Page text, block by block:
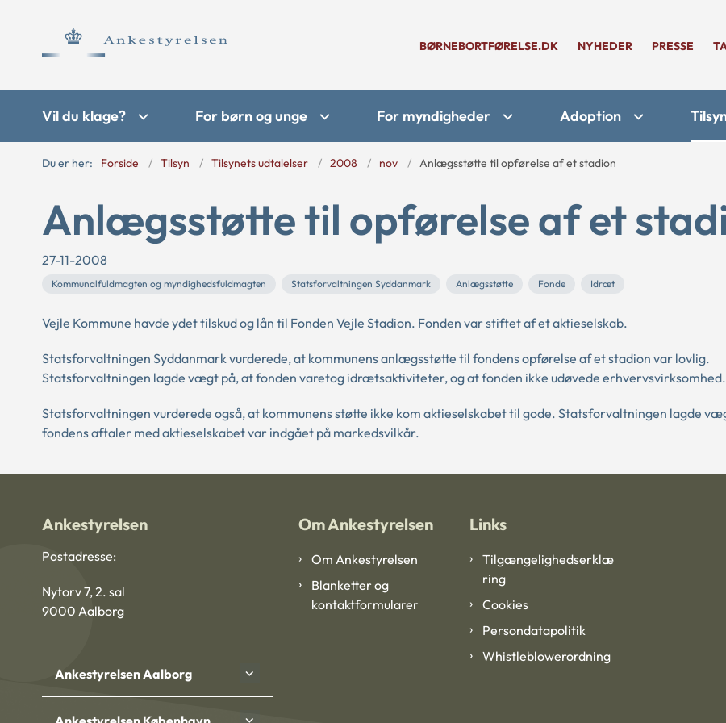
BØRNEBORTFØRELSE.DK NYHEDER PRESSE
Vil du klage? For børn og unge For myndigheder Adoption
Du er her: Forside Tilsyn Tilsynets udtalelser 2008 nov Anlægsstøtte til opførelse af et stadion
Anlægsstøtte til opførelse af et
27-11-2008
Kommunalfuldmagten og myndighedsfuldmagten Statsforvaltningen Syddanmark Anlægsstøtte Fonde Idræt
Vejle Kommune havde ydet tilskud og lån til Fonden Vejle Stadion. Fonden var stiftet af et aktieselskab.
Statsforvaltningen Syddanmark vurderede, at kommunens anlægsstøtte til fondens opførelse af et stadion var lovlig.
Statsforvaltningen lagde vægt på, at fonden varetog idrætsaktiviteter, og at fonden ikke udøvede erhvervsvirksomhed.
Statsforvaltningen vurderede også, at kommunens støtte ikke kom aktieselskabet til gode. Statsforvaltningen lagde
fondens aftaler med aktieselskabet var indgået på markedsvilkår.
Ankestyrelsen
Postadresse:
Nytorv 7, 2. sal
9000 Aalborg
Ankestyrelsen Aalborg
Om Ankestyrelsen
Om Ankestyrelsen
Blanketter og
kontaktformularer
Links
Tilgængelighedserklæ
ring
Cookies
Persondatapolitik
Whistleblowerordning